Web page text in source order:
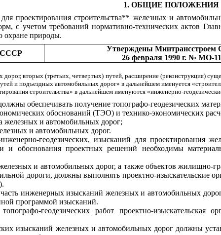
1. ОБЩИЕ ПОЛОЖЕНИЯ
проектирования строительства** железных и
с учетом требований нормативно-технических актов
охране природы.
СССР
Утверждены
26 февраля 1990 г. № МО-
вторых (третьих, четвертых) путей, расширение (реконструкция)
и подъездных автомобильных дорог» в дальнейшем именуется
строительства» в дальнейшем именуются «инженерно-
обеспечивать получение топографо-геодезических
обоснований (ТЭО) и технико-экономических
железных и автомобильных дорог;
и автомобильных дорог.
геодезических, изысканий для проектирования
и обоснования проектных решений необходимы
и автомобильных дорог, а также объектов жилищно-
дороги, должны выполнять проектно-изыскательские
инженерных изысканий железных и автомобильных
программой изысканий.
геодезических работ проектно-
изысканий железных и автомобильных дорог должны